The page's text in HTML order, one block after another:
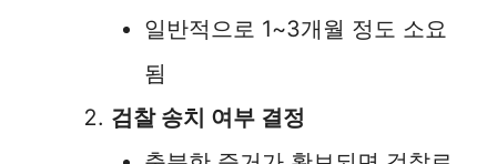
일반적으로 1~3개월 정도 소요
됨
검찰 송치 여부 결정